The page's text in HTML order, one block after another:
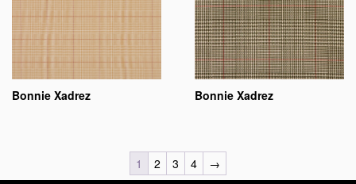
Bonnie Xadrez Bonnie Xadrez
1 2 3 4 →